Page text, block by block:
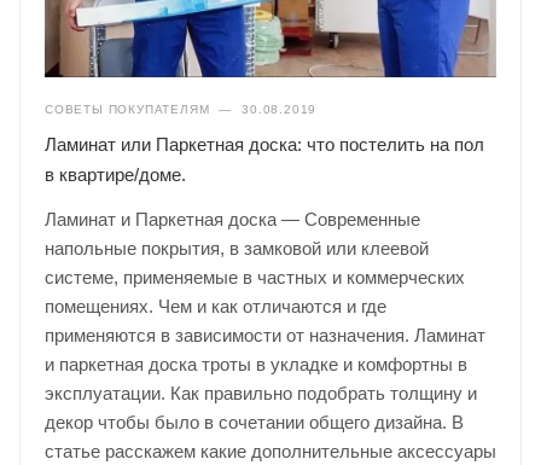
СОВЕТЫ ПОКУПАТЕЛЯМ — 30.08.2019
Ламинат или Паркетная доска: что постелить на пол
в квартире/доме.
Ламинат и Паркетная доска — Современные
напольные покрытия, в замковой или клеевой
системе, применяемые в частных и коммерческих
помещениях. Чем и как отличаются и где
применяются в зависимости от назначения. Ламинат
и паркетная доска троты в укладке и комфортны в
эксплуатации. Как правильно подобрать толщину и
декор чтобы было в сочетании общего дизайна. В
статье расскажем какие дополнительные аксессуары